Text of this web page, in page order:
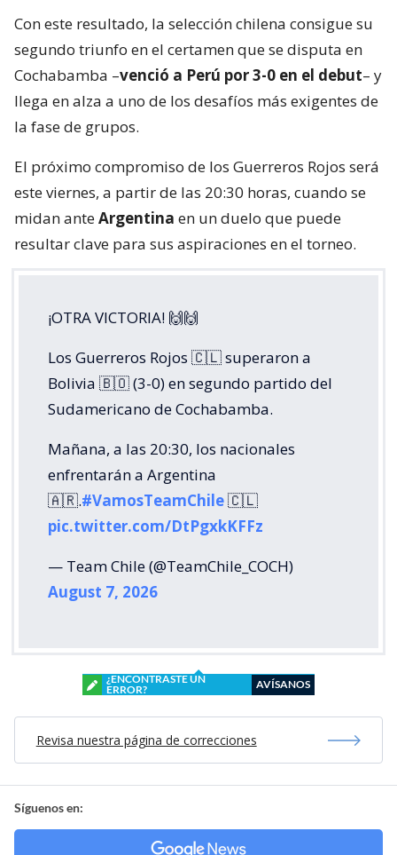
Con este resultado, la selección chilena consigue su
segundo triunfo en el certamen que se disputa en
Cochabamba –venció a Perú por 3-0 en el debut– y
llega en alza a uno de los desafíos más exigentes de
la fase de grupos.
El próximo compromiso de los Guerreros Rojos será
este viernes, a partir de las 20:30 horas, cuando se
midan anteArgentina en un duelo que puede
resultar clave para sus aspiraciones en el torneo.
¡OTRA VICTORIA! 🙌🙌
Los Guerreros Rojos 🇨🇱 superaron a
Bolivia 🇧🇴 (3-0) en segundo partido del
Sudamericano de Cochabamba.
Mañana, a las 20:30, los nacionales
enfrentarán a Argentina
🇦🇷.#VamosTeamChile🇨🇱
pic.twitter.com/DtPgxkKFFz
— Team Chile (@TeamChile_COCH)
August 7, 2026
¿ENCONTRASTE UN
ERROR?
AVÍSANOS
Revisa nuestra página de correcciones
Síguenos en: